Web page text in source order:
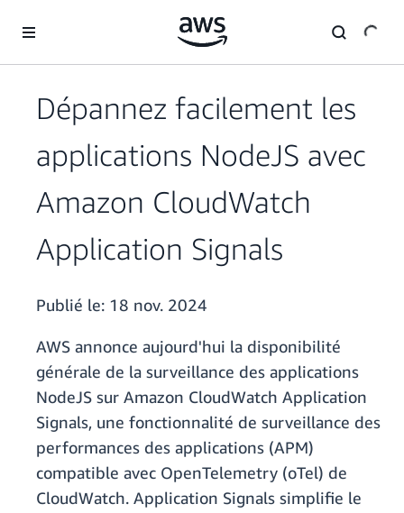
Dépannez facilement les
applications NodeJS avec
Amazon CloudWatch
Application Signals
Publié le: 18 nov. 2024
AWS annonce aujourd'hui la disponibilité
générale de la surveillance des applications
NodeJS sur Amazon CloudWatch Application
Signals, une fonctionnalité de surveillance des
performances des applications (APM)
compatible avec OpenTelemetry (oTel) de
CloudWatch. Application Signals simplifie le